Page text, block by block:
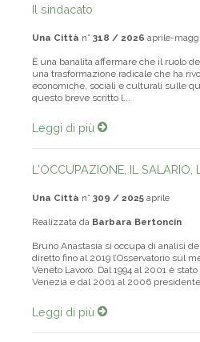
Il sindacato
Una Città n° 318 / 2026 aprile-
È una banalità affermare che il ruolo
una trasformazione radicale che ha
economiche, sociali e culturali sulle
questo breve scritto l...
Leggi di più
L'OCCUPAZIONE, IL SALARIO,
Una Città n° 309 / 2025 aprile
Realizzata da Barbara Bertoncin
Bruno Anastasia si occupa di analisi
diretto fino al 2019 l’Osservatorio sul
Veneto Lavoro. Dal 1994 al 2001 è
Venezia e dal 2001 al 2006
Leggi di più